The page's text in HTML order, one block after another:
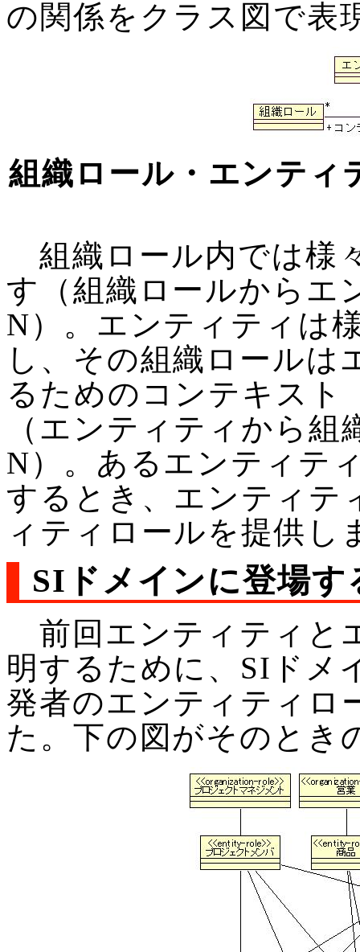
の関係をクラス図で表
組織ロール・エンティ
組織ロール内では様
す（組織ロールからエ
N）。エンティティは
し、その組織ロールは
るためのコンテキスト
（エンティティから
N）。あるエンティテ
するとき、エンティテ
ィティロールを提供し
SIドメインに登場す
前回エンティティと
明するために、SIドメ
発者のエンティティロ
た。下の図がそのとき